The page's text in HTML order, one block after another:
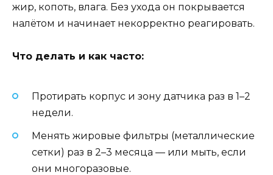
жир, копоть, влага. Без ухода он покрывается
налётом и начинает некорректно реагировать.
Что делать и как часто:
Протирать корпус и зону датчика раз в 1–2
недели.
Менять жировые фильтры (металлические
сетки) раз в 2–3 месяца — или мыть, если
они многоразовые.